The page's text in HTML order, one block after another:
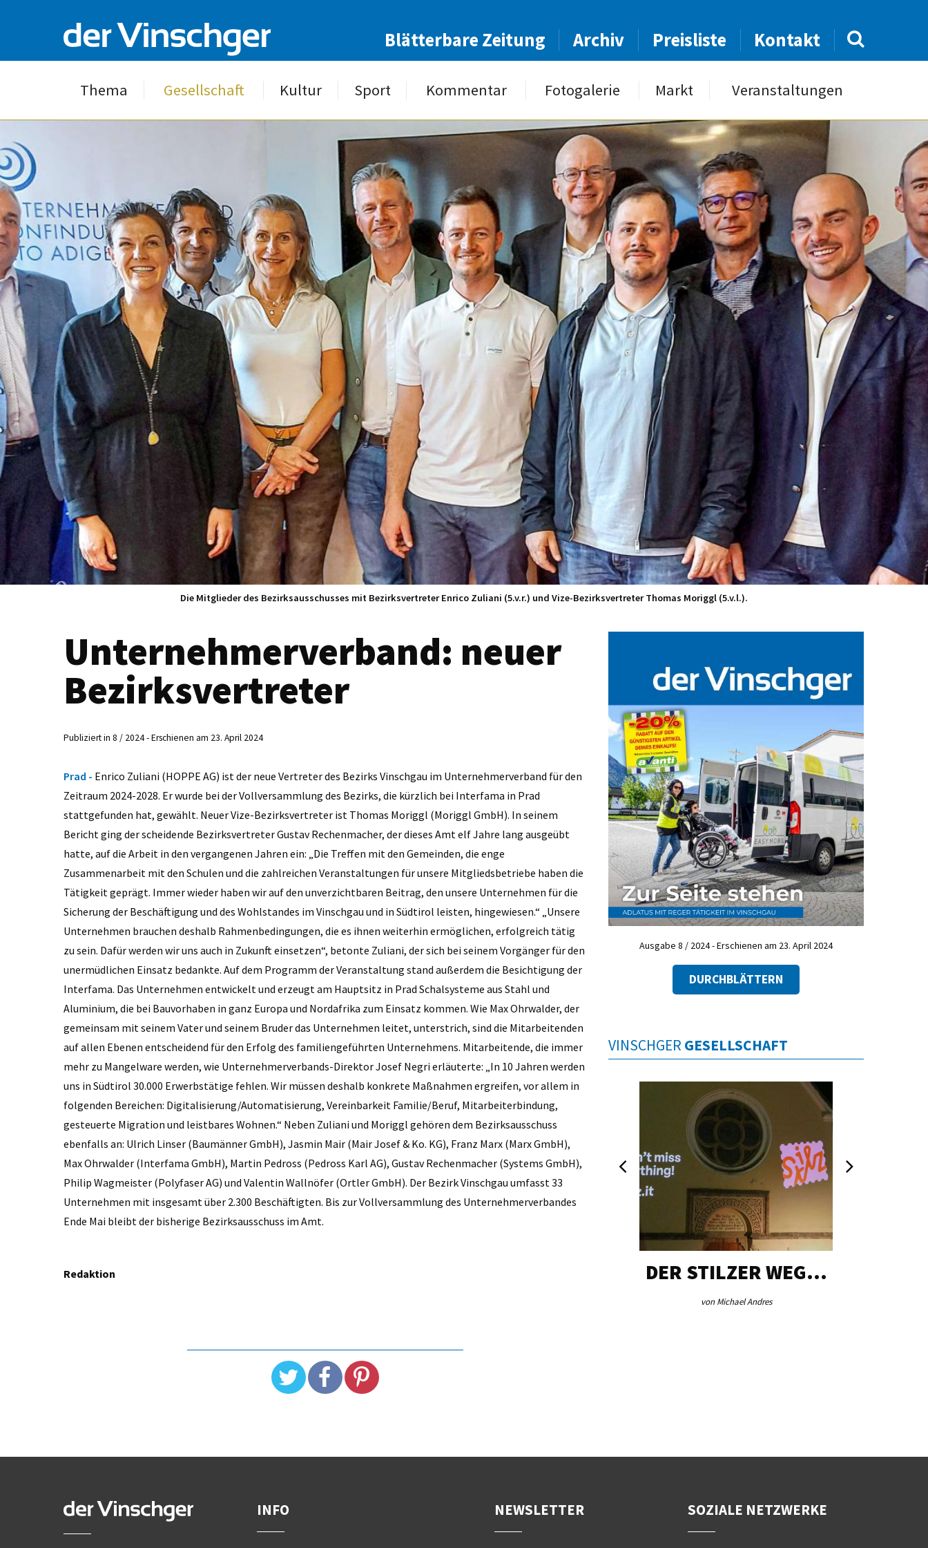
Blätterbare Zeitung Archiv Preisliste Kontakt
Thema Gesellschaft Kultur Sport Kommentar Fotogalerie Markt Veranstaltungen
Die Mitglieder des Bezirksausschusses mit Bezirksvertreter Enrico Zuliani (5.v.r.) und Vize-Bezirksvertreter Thomas Moriggl (5.v.l.).
Unternehmerverband: neuer
Bezirksvertreter
Publiziert in 8 / 2024 - Erschienen am 23. April 2024
Prad - Enrico Zuliani (HOPPE AG) ist der neue Vertreter des Bezirks Vinschgau im Unternehmerverband für den
Zeitraum 2024-2028. Er wurde bei der Vollversammlung des Bezirks, die kürzlich bei Interfama in Prad
stattgefunden hat, gewählt. Neuer Vize-Bezirksvertreter ist Thomas Moriggl (Moriggl GmbH). In seinem
Bericht ging der scheidende Bezirksvertreter Gustav Rechenmacher, der dieses Amt elf Jahre lang ausgeübt
hatte, auf die Arbeit in den vergangenen Jahren ein: „Die Treffen mit den Gemeinden, die enge
Zusammenarbeit mit den Schulen und die zahlreichen Veranstaltungen für unsere Mitgliedsbetriebe haben die
Tätigkeit geprägt. Immer wieder haben wir auf den unverzichtbaren Beitrag, den unsere Unternehmen für die
Sicherung der Beschäftigung und des Wohlstandes im Vinschgau und in Südtirol leisten, hingewiesen.“ „Unsere
Unternehmen brauchen deshalb Rahmenbedingungen, die es ihnen weiterhin ermöglichen, erfolgreich tätig
zu sein. Dafür werden wir uns auch in Zukunft einsetzen“, betonte Zuliani, der sich bei seinem Vorgänger für den
unermüdlichen Einsatz bedankte. Auf dem Programm der Veranstaltung stand außerdem die Besichtigung der
Interfama. Das Unternehmen entwickelt und erzeugt am Hauptsitz in Prad Schalsysteme aus Stahl und
Aluminium, die bei Bauvorhaben in ganz Europa und Nordafrika zum Einsatz kommen. Wie Max Ohrwalder, der
gemeinsam mit seinem Vater und seinem Bruder das Unternehmen leitet, unterstrich, sind die Mitarbeitenden
auf allen Ebenen entscheidend für den Erfolg des familiengeführten Unternehmens. Mitarbeitende, die immer
mehr zu Mangelware werden, wie Unternehmerverbands-Direktor Josef Negri erläuterte: „In 10 Jahren werden
uns in Südtirol 30.000 Erwerbstätige fehlen. Wir müssen deshalb konkrete Maßnahmen ergreifen, vor allem in
folgenden Bereichen: Digitalisierung/Automatisierung, Vereinbarkeit Familie/Beruf, Mitarbeiterbindung,
gesteuerte Migration und leistbares Wohnen.“ Neben Zuliani und Moriggl gehören dem Bezirksausschuss
ebenfalls an: Ulrich Linser (Baumänner GmbH), Jasmin Mair (Mair Josef & Ko. KG), Franz Marx (Marx GmbH),
Max Ohrwalder (Interfama GmbH), Martin Pedross (Pedross Karl AG), Gustav Rechenmacher (Systems GmbH),
Philip Wagmeister (Polyfaser AG) und Valentin Wallnöfer (Ortler GmbH). Der Bezirk Vinschgau umfasst 33
Unternehmen mit insgesamt über 2.300 Beschäftigten. Bis zur Vollversammlung des Unternehmerverbandes
Ende Mai bleibt der bisherige Bezirksausschuss im Amt.
Redaktion
Ausgabe 8 / 2024 - Erschienen am 23. April 2024
DURCHBLÄTTERN
VINSCHGER GESELLSCHAFT
DER STILZER WEG…
von Michael Andres
INFO NEWSLETTER SOZIALE NETZWERKE